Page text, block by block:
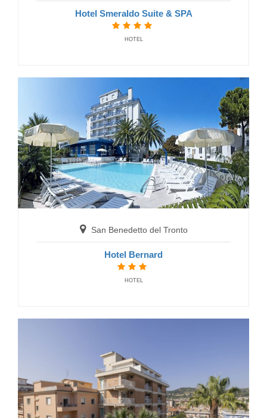
HOTELS
San Benedetto del Tronto
Hotel Relax
HOTELS
Grand Hotel Excelsior
HOTELS
Hotel Smeraldo Suite & SPA
HOTEL
San Benedetto del Tronto
Hotel Bernard
HOTEL